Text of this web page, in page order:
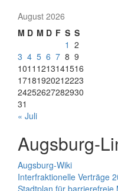
August 2026
M D M D F S S
1 2
3 4 5 6 7 8 9
1011 1213141516
17181920212223
24252627282930
31
« Juli
Augsburg-
Augsburg-Wiki
Interfraktionelle Verträge
Stadtplan für barrierefreie